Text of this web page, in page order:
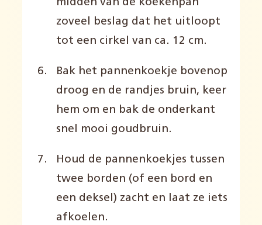
midden van de koekenpan
zoveel beslag dat het uitloopt
tot een cirkel van ca. 12 cm.
Bak het pannenkoekje bovenop
droog en de randjes bruin, keer
hem om en bak de onderkant
snel mooi goudbruin.
Houd de pannenkoekjes tussen
twee borden (of een bord en
een deksel) zacht en laat ze iets
afkoelen.